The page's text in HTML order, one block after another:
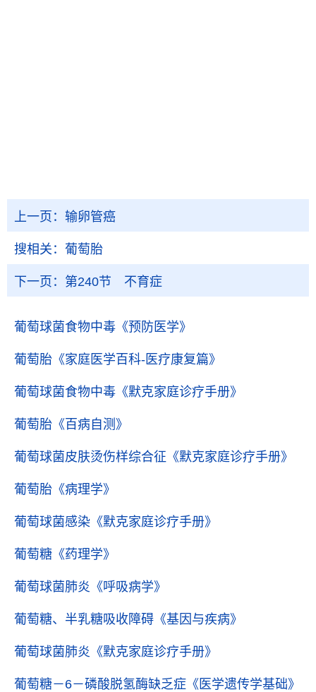
上一页： 输卵管癌
搜相关： 葡萄胎
下一页： 第240节 不育症
葡萄球菌食物中毒 《预防医学》
葡萄胎 《家庭医学百科-医疗康复篇》
葡萄球菌食物中毒 《默克家庭诊疗手册》
葡萄胎 《百病自测》
葡萄球菌皮肤烫伤样综合征 《默克家庭诊疗手册》
葡萄胎 《病理学》
葡萄球菌感染 《默克家庭诊疗手册》
葡萄糖 《药理学》
葡萄球菌肺炎 《呼吸病学》
葡萄糖、半乳糖吸收障碍 《基因与疾病》
葡萄球菌肺炎 《默克家庭诊疗手册》
葡萄糖－6－磷酸脱氢酶缺乏症 《医学遗传学基础》